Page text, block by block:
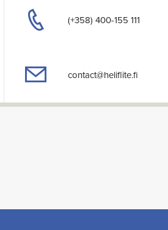
(+358) 400-155 111
contact@heliflite.fi